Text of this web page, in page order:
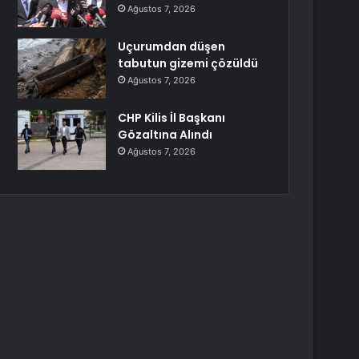
Ağustos 7, 2026
Uçurumdan düşen
tabutun gizemi çözüldü
Ağustos 7, 2026
CHP Kilis İl Başkanı
Gözaltına Alındı
Ağustos 7, 2026